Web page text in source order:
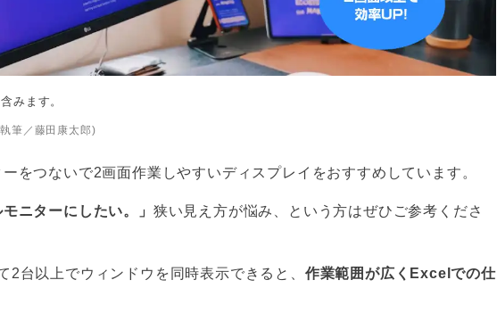
みます。
筆／藤田康太郎)
をつないで2画面作業しやすいディスプレイをおすすめしています。
ニターにしたい。」 狭い見え方が悩み、という方はぜひご参考くださ
2台以上でウィンドウを同時表示できると、 作業範囲が広くExcelでの仕